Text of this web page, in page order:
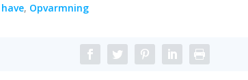
have, Opvarmning